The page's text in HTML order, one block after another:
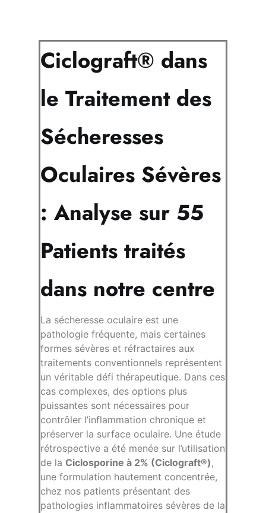
Ciclograft® dans
le Traitement des
Sécheresses
Oculaires Sévères
: Analyse sur 55
Patients traités
dans notre centre
La sécheresse oculaire est une
pathologie fréquente, mais certaines
formes sévères et réfractaires aux
traitements conventionnels représentent
un véritable défi thérapeutique. Dans ces
cas complexes, des options plus
puissantes sont nécessaires pour
contrôler l’inflammation chronique et
préserver la surface oculaire. Une étude
rétrospective a été menée sur l’utilisation
de la Ciclosporine à 2% (Ciclograft®),
une formulation hautement concentrée,
chez nos patients présentant des
pathologies inflammatoires sévères de la